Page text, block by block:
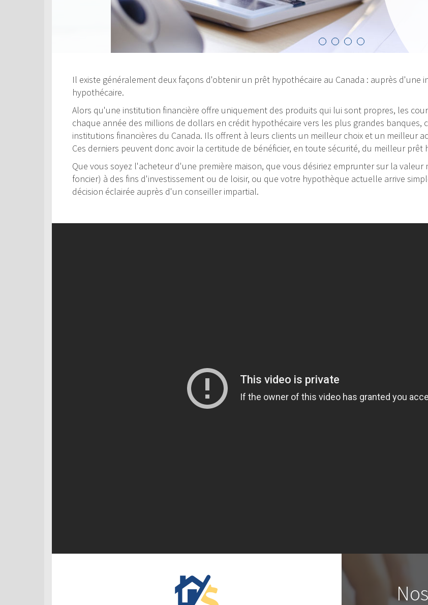
Il existe généralement deux façons d'obtenir un prêt hypothécaire au Canada : auprès
hypothécaire.
Alors qu'une institution financière offre uniquement des produits qui lui sont propres, les
chaque année des millions de dollars en crédit hypothécaire vers les plus grandes banques,
institutions financières du Canada. Ils offrent à leurs clients un meilleur choix et un meilleur
Ces derniers peuvent donc avoir la certitude de bénéficier, en toute sécurité, du meilleur
Que vous soyez l'acheteur d'une première maison, que vous désiriez emprunter sur la
foncier) à des fins d'investissement ou de loisir, ou que votre hypothèque actuelle arrive
décision éclairée auprès d'un conseiller impartial.